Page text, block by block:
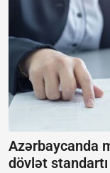
Azərbaycanda
dövlət